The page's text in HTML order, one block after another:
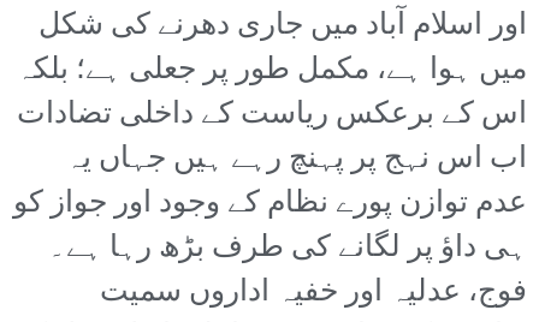
اور اسلام آباد میں جاری دھرنے کی شکل
میں ہوا ہے، مکمل طور پر جعلی ہے؛ بلکہ
اس کے برعکس ریاست کے داخلی تضادات
اب اس نہج پر پہنچ رہے ہیں جہاں یہ
عدم توازن پورے نظام کے وجود اور جواز کو
ہی داؤ پر لگانے کی طرف بڑھ رہا ہے۔
فوج، عدلیہ اور خفیہ اداروں سمیت